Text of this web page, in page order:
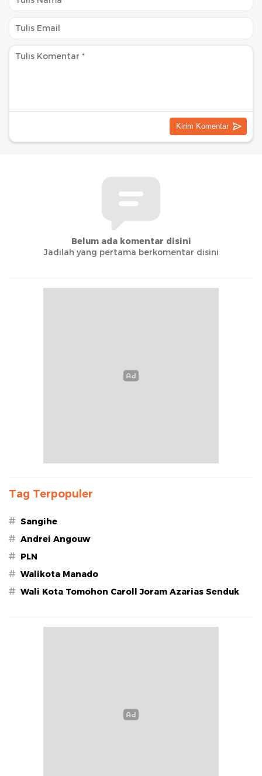
Belum ada komentar disini
Jadilah yang pertama berkomentar disini
Tag Terpopuler
# Sangihe
# Andrei Angouw
# PLN
# Walikota Manado
# Wali Kota Tomohon Caroll Joram Azarias Senduk